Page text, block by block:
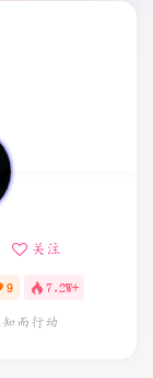
关注
9 7.2W+
而行动